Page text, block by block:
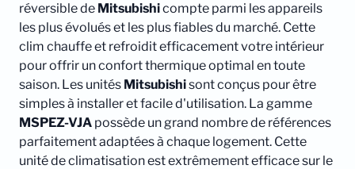
réversible de Mitsubishicompte parmi les appareils
les plus évolués et les plus fiables du marché. Cette
clim chauffe et refroidit efficacement votre intérieur
pour offrir un confort thermique optimal en toute
saison. Les unités Mitsubishisont conçus pour être
simples à installer et facile d'utilisation. La gamme
MSPEZ-VJA possède un grand nombre de références
parfaitement adaptées à chaque logement. Cette
unité de climatisation est extrêmement efficace sur le